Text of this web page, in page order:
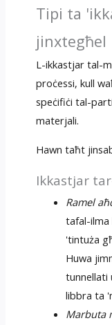
Tipi ta
jinxtegħel
L-ikkastjar tal-
proċessi, kull
speċifiċi tal-
materjali.
Hawn taħt
Ikkastjar
Ramel
tafal-ilma
'tintuża
Huwa
tunnellati
libbra ta
Marbuta